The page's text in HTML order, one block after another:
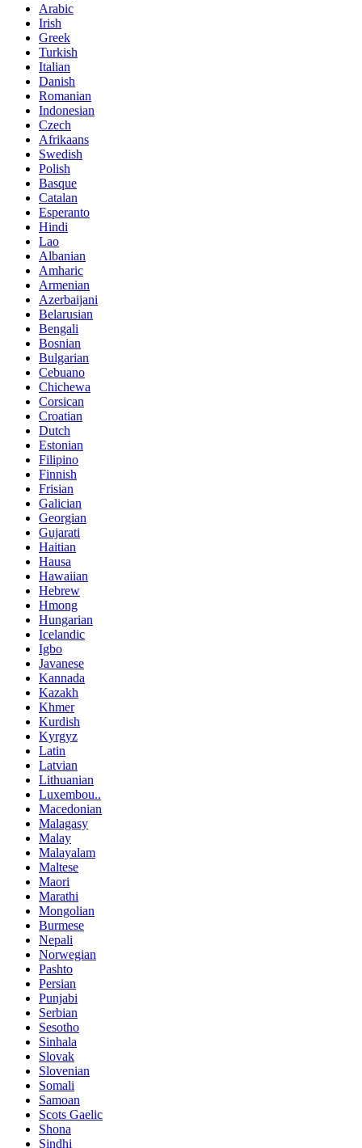
Arabic
Irish
Greek
Turkish
Italian
Danish
Romanian
Indonesian
Czech
Afrikaans
Swedish
Polish
Basque
Catalan
Esperanto
Hindi
Lao
Albanian
Amharic
Armenian
Azerbaijani
Belarusian
Bengali
Bosnian
Bulgarian
Cebuano
Chichewa
Corsican
Croatian
Dutch
Estonian
Filipino
Finnish
Frisian
Galician
Georgian
Gujarati
Haitian
Hausa
Hawaiian
Hebrew
Hmong
Hungarian
Icelandic
Igbo
Javanese
Kannada
Kazakh
Khmer
Kurdish
Kyrgyz
Latin
Latvian
Lithuanian
Luxembou..
Macedonian
Malagasy
Malay
Malayalam
Maltese
Maori
Marathi
Mongolian
Burmese
Nepali
Norwegian
Pashto
Persian
Punjabi
Serbian
Sesotho
Sinhala
Slovak
Slovenian
Somali
Samoan
Scots Gaelic
Shona
Sindhi